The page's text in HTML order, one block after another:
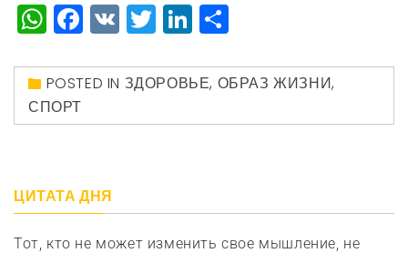
WhatsApp
Facebook
VK TwitterLinkedIn
POSTED IN ЗДОРОВЬЕ, ОБРАЗ ЖИЗНИ,
СПОРТ
ЦИТАТА ДНЯ
Тот, кто не может изменить свое мышление, не